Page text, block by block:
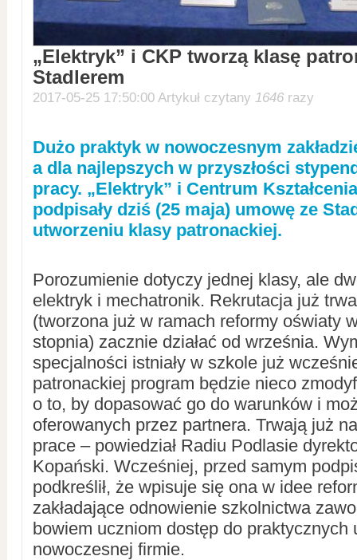
„Elektryk” i CKP tworzą klasę
Stadlerem
2017-05-25 17:50:00 Artykuł czytany 1646 razy
Dużo praktyk w nowoczesnym
a dla najlepszych w przyszłości
pracy. „Elektryk” i Centrum
podpisały dziś (25 maja) umowę ze
utworzeniu klasy patronackiej.
Porozumienie dotyczy jednej klasy, ale
elektryk i mechatronik. Rekrutacja już
(tworzona już w ramach reformy oświaty
stopnia) zacznie działać od września.
specjalności istniały w szkole już
patronackiej program będzie nieco
o to, by dopasować go do warunków i
oferowanych przez partnera. Trwają już
prace – powiedział Radiu Podlasie
Kopański. Wcześniej, przed samym
podkreślił, że wpisuje się ona w idee
zakładające odnowienie szkolnictwa
bowiem uczniom dostęp do praktycznych
nowoczesnej firmie.